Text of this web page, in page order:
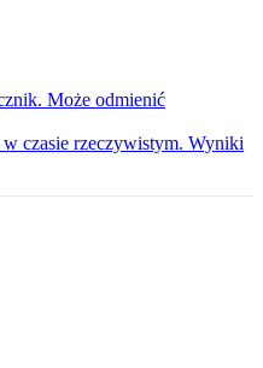
Może odmienić
czasie rzeczywistym. Wyniki